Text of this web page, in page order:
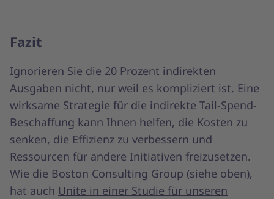
Fazit
Ignorieren Sie die 20 Prozent indirekten
Ausgaben nicht, nur weil es kompliziert ist. Eine
wirksame Strategie für die indirekte Tail-Spend-
Beschaffung kann Ihnen helfen, die Kosten zu
senken, die Effizienz zu verbessern und
Ressourcen für andere Initiativen freizusetzen.
Wie die Boston Consulting Group (siehe oben),
hat auch Unite in einer Studie für unseren